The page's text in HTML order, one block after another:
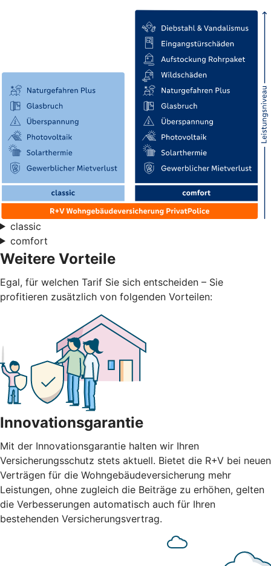
classic
comfort
Weitere Vorteile
Egal, für welchen Tarif Sie sich entscheiden – Sie
profitieren zusätzlich von folgenden Vorteilen:
Innovationsgarantie
Mit der Innovationsgarantie halten wir Ihren
Versicherungsschutz stets aktuell. Bietet die R+V bei neuen
Verträgen für die Wohngebäudeversicherung mehr
Leistungen, ohne zugleich die Beiträge zu erhöhen, gelten
die Verbesserungen automatisch auch für Ihren
bestehenden Versicherungsvertrag.